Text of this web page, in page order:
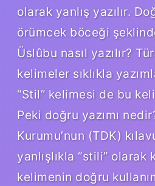
olarak yanlış yazılır.
örümcek böceği
Üslûbu nasıl yazılır?
kelimeler sıklıkla
“Stil” kelimesi de bu
Peki doğru yazımı
Kurumu’nun (TDK)
yanlışlıkla “stili” olarak
kelimenin doğru